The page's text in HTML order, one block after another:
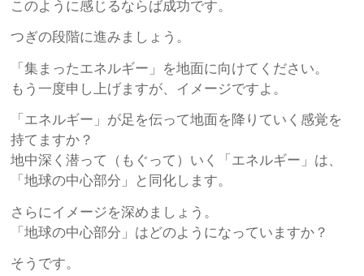
このように感じるならば成功です。
つぎの段階に進みましょう。
「集まったエネルギー」を地面に向けてください。
もう一度申し上げますが、イメージですよ。
「エネルギー」が足を伝って地面を降りていく感覚を
持てますか？
地中深く潜って（もぐって）いく「エネルギー」は、
「地球の中心部分」と同化します。
さらにイメージを深めましょう。
「地球の中心部分」はどのようになっていますか？
そうです。